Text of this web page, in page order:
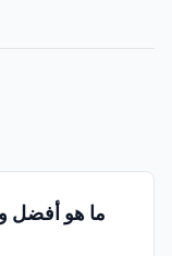
ما هو أفضل